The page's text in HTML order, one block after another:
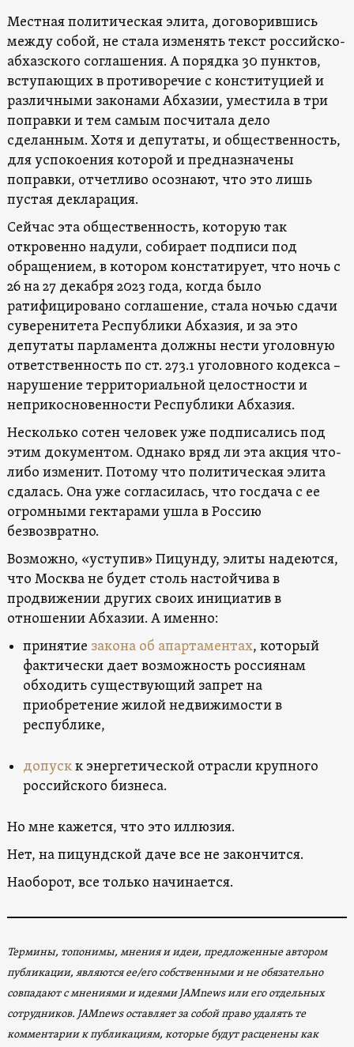
Местная политическая элита, договорившись
между собой, не стала изменять текст российско-
абхазского соглашения. А порядка 30 пунктов,
вступающих в противоречие с конституцией и
различными законами Абхазии, уместила в три
поправки и тем самым посчитала дело
сделанным. Хотя и депутаты, и общественность,
для успокоения которой и предназначены
поправки, отчетливо осознают, что это лишь
пустая декларация.
Сейчас эта общественность, которую так
откровенно надули, собирает подписи под
обращением, в котором констатирует, что ночь с
26 на 27 декабря 2023 года, когда было
ратифицировано соглашение, стала ночью сдачи
суверенитета Республики Абхазия, и за это
депутаты парламента должны нести уголовную
ответственность по ст. 273.1 уголовного кодекса –
нарушение территориальной целостности и
неприкосновенности Республики Абхазия.
Несколько сотен человек уже подписались под
этим документом. Однако вряд ли эта акция что-
либо изменит. Потому что политическая элита
сдалась. Она уже согласилась, что госдача с ее
огромными гектарами ушла в Россию
безвозвратно.
Возможно, «уступив» Пицунду, элиты надеются,
что Москва не будет столь настойчива в
продвижении других своих инициатив в
отношении Абхазии. А именно:
принятие закона об апартаментах, который
фактически дает возможность россиянам
обходить существующий запрет на
приобретение жилой недвижимости в
республике,
допускк энергетической отрасли крупного
российского бизнеса.
Но мне кажется, что это иллюзия.
Нет, на пицундской даче все не закончится.
Наоборот, все только начинается.
Термины, топонимы, мнения и идеи, предложенные автором
публикации, являются ее/его собственными и не обязательно
совпадают с мнениями и идеями JAMnews или его отдельных
сотрудников. JAMnews оставляет за собой право удалять те
комментарии к публикациям, которые будут расценены как